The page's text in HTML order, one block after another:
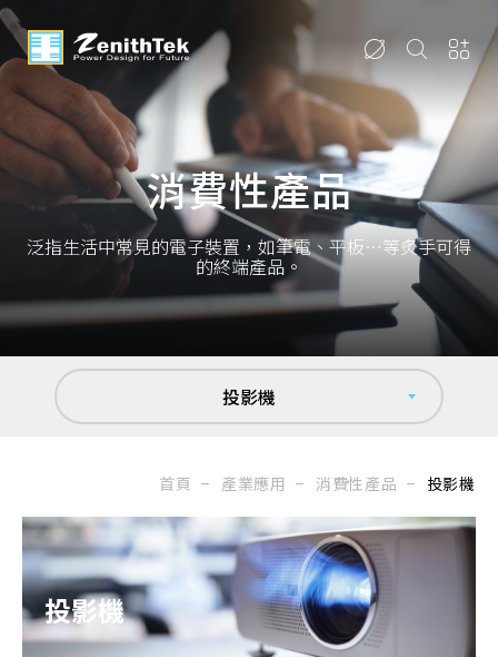
消費性產品
泛指生活中常見的電子裝置，如筆電、平板…等炙手可得
的終端產品。
投影機
首頁 產業應用 消費性產品 投影機
投影機